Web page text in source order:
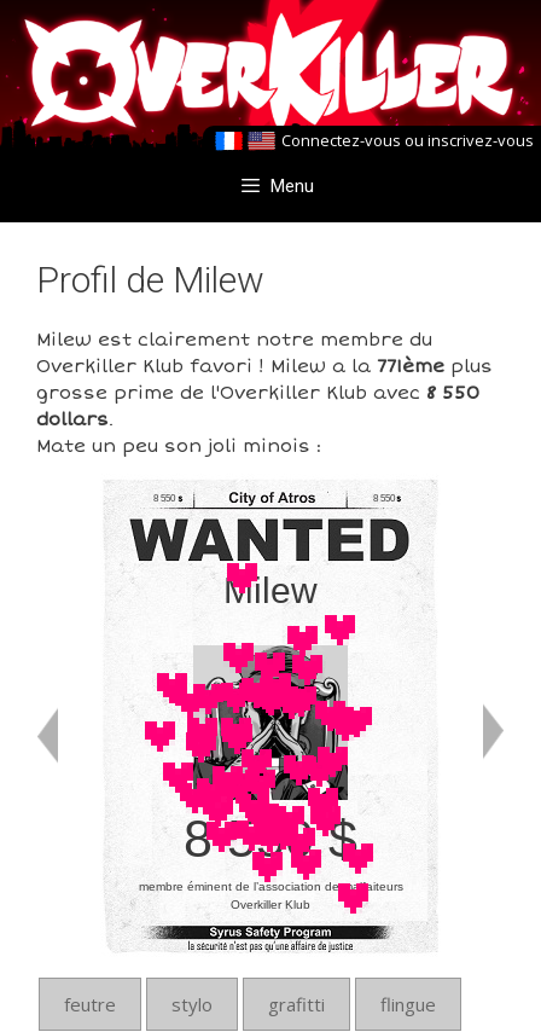
Aller
au
contenu
Aller
au
contenu
Connectez-vous ou inscrivez-vous
Menu
Profil de Milew
Milew est clairement notre membre du
Overkiller Klub favori ! Milew a la 771ème plus
grosse prime de l'Overkiller Klub avec 8 550
dollars.
Mate un peu son joli minois :
8 550
Milew
8 550
8 550 $
membre éminent de l’association de malfaiteurs
Overkiller Klub
feutre stylo grafitti flingue